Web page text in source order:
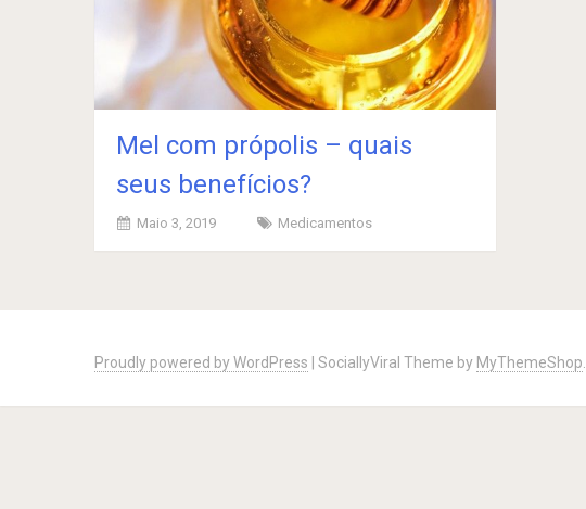
Mel com própolis – quais
seus benefícios?
Maio 3, 2019 Medicamentos
navigation
Proudly powered by WordPress SociallyViral Theme by MyThemeShop.